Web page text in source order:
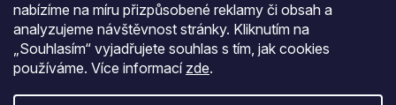
nabízíme na míru přizpůsobené reklamy či obsah a
analyzujeme návštěvnost stránky. Kliknutím na
„Souhlasím“ vyjadřujete souhlas s tím, jak cookies
používáme. Více informací zde.